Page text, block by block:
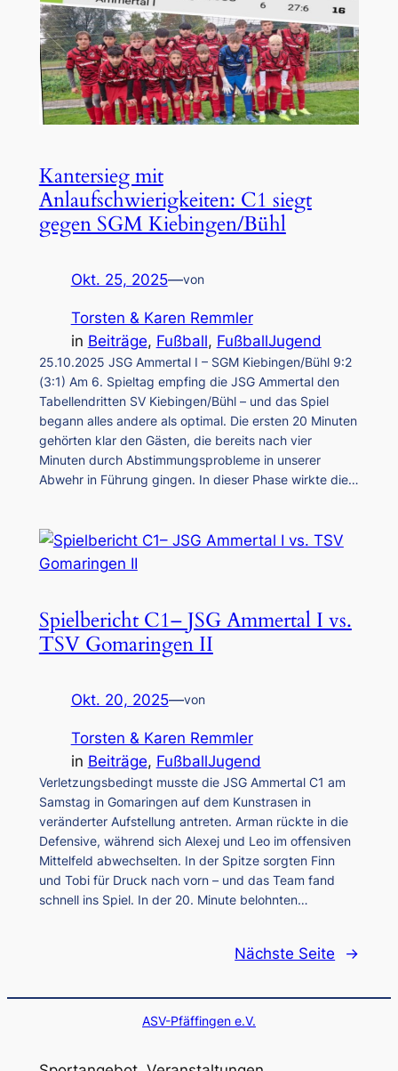
Kantersieg mit
Anlaufschwierigkeiten: C1 siegt
gegen SGM Kiebingen/Bühl
Okt. 25, 2025—von
Torsten & Karen Remmler
in Beiträge, Fußball, FußballJugend
25.10.2025 JSG Ammertal I – SGM Kiebingen/Bühl 9:2
(3:1) Am 6. Spieltag empfing die JSG Ammertal den
Tabellendritten SV Kiebingen/Bühl – und das Spiel
begann alles andere als optimal. Die ersten 20 Minuten
gehörten klar den Gästen, die bereits nach vier
Minuten durch Abstimmungsprobleme in unserer
Abwehr in Führung gingen. In dieser Phase wirkte die…
Spielbericht C1– JSG Ammertal I vs.
TSV Gomaringen II
Okt. 20, 2025—von
Torsten & Karen Remmler
in Beiträge, FußballJugend
Verletzungsbedingt musste die JSG Ammertal C1 am
Samstag in Gomaringen auf dem Kunstrasen in
veränderter Aufstellung antreten. Arman rückte in die
Defensive, während sich Alexej und Leo im offensiven
Mittelfeld abwechselten. In der Spitze sorgten Finn
und Tobi für Druck nach vorn – und das Team fand
schnell ins Spiel. In der 20. Minute belohnten…
Nächste Seite →
ASV-Pfäffingen e.V.